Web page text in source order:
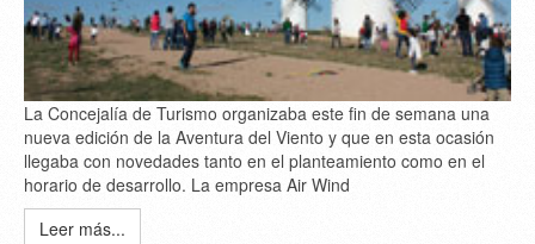
La Concejalía de Turismo organizaba este fin de semana una
nueva edición de la Aventura del Viento y que en esta ocasión
llegaba con novedades tanto en el planteamiento como en el
horario de desarrollo. La empresa Air Wind
Leer más...